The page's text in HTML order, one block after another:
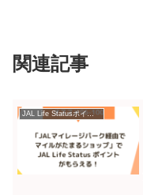
関連記事
JAL Life Statusポイント – Instagram